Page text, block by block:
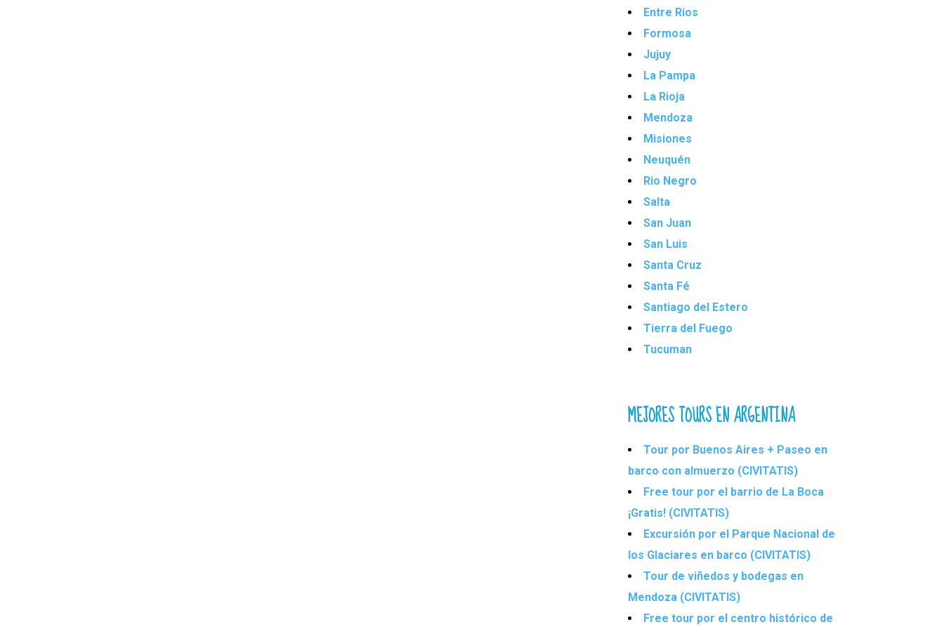
Entre Rios
Formosa
Jujuy
La Pampa
La Rioja
Mendoza
Misiones
Neuquén
Rio Negro
Salta
San Juan
San Luis
Santa Cruz
Santa Fé
Santiago del Estero
Tierra del Fuego
Tucuman
MEJORES TOURS EN ARGENTINA
Tour por Buenos Aires + Paseo en
barco con almuerzo (CIVITATIS)
Free tour por el barrio de La Boca
¡Gratis! (CIVITATIS)
Excursión por el Parque Nacional de
los Glaciares en barco (CIVITATIS)
Tour de viñedos y bodegas en
Mendoza (CIVITATIS)
Free tour por el centro histórico de